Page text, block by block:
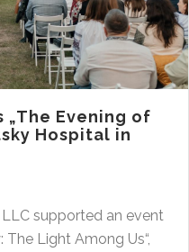
„The Evening of
Hospital in
LLC supported an event
Light Among Us“,